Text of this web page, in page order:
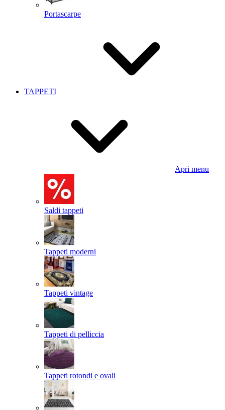
Portascarpe
TAPPETI
Apri menu
Saldi tappeti
Tappeti moderni
Tappeti vintage
Tappeti di pelliccia
Tappeti rotondi e ovali